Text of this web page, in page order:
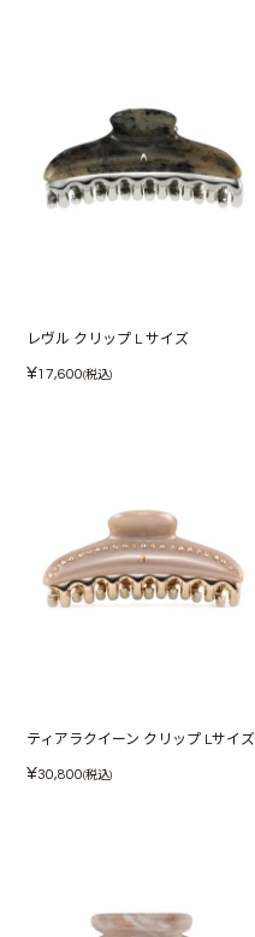
レヴル クリップ L サイズ
¥17,600(税込)
ティアラクイーン クリップ Lサイズ
¥30,800(税込)